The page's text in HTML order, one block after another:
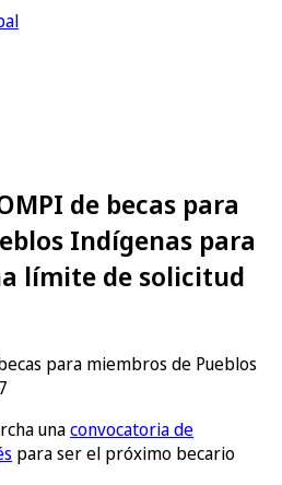
de becas para
Indígenas para
límite de solicitud
para miembros de Pueblos
unaconvocatoria de
para ser el próximo becario